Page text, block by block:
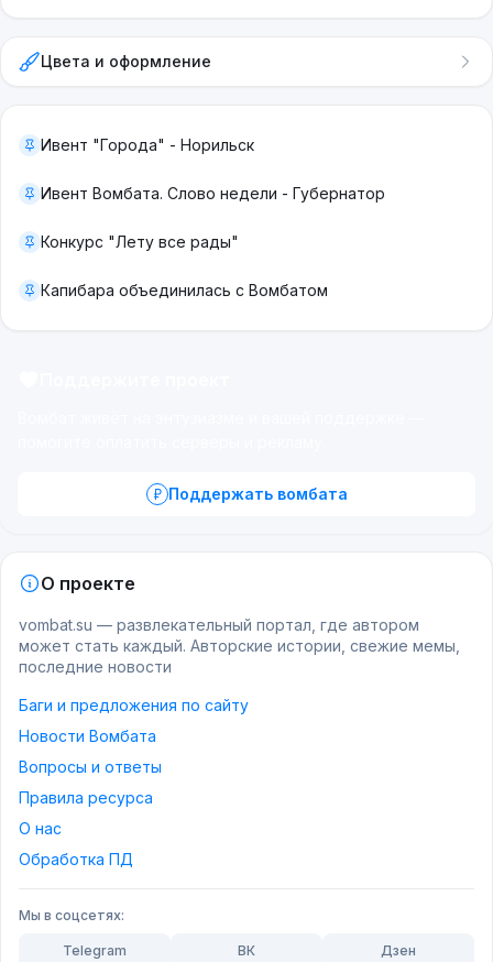
Цвета и оформление
Ивент "Города" - Норильск
Ивент Вомбата. Слово недели - Губернатор
Конкурс "Лету все рады"
Капибара объединилась с Вомбатом
Поддержать вомбата
О проекте
vombat.su — развлекательный портал, где автором
может стать каждый. Авторские истории, свежие мемы,
последние новости
Баги и предложения по сайту
Новости Вомбата
Вопросы и ответы
Правила ресурса
О нас
Обработка ПД
Мы в соцсетях:
Telegram ВК Дзен